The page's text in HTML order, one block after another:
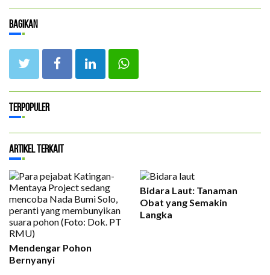
Bagikan
Terpopuler
Artikel Terkait
Mendengar Pohon
Bernyanyi
Bidara Laut: Tanaman
Obat yang Semakin
Langka